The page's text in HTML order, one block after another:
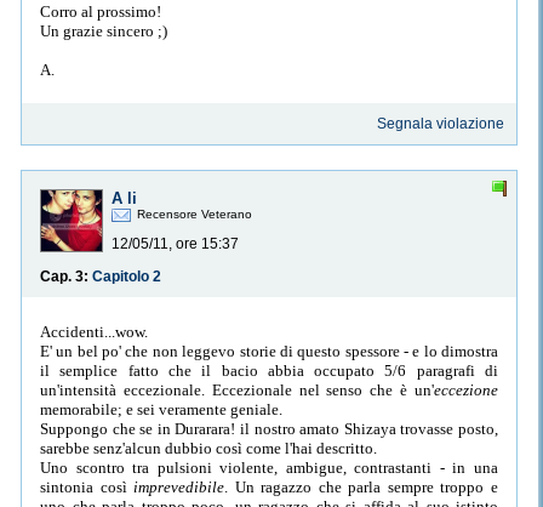
Corro al prossimo!
Un grazie sincero ;)
A.
Segnala violazione
A li
Recensore Veterano
12/05/11, ore 15:37
Cap. 3: Capitolo 2
Accidenti...wow.
E' un bel po' che non leggevo storie di questo spessore - e lo dimostra
il semplice fatto che il bacio abbia occupato 5/6 paragrafi di
un'intensità eccezionale. Eccezionale nel senso che è un'eccezione
memorabile; e sei veramente geniale.
Suppongo che se in Durarara! il nostro amato Shizaya trovasse posto,
sarebbe senz'alcun dubbio così come l'hai descritto.
Uno scontro tra pulsioni violente, ambigue, contrastanti - in una
sintonia così imprevedibile . Un ragazzo che parla sempre troppo e